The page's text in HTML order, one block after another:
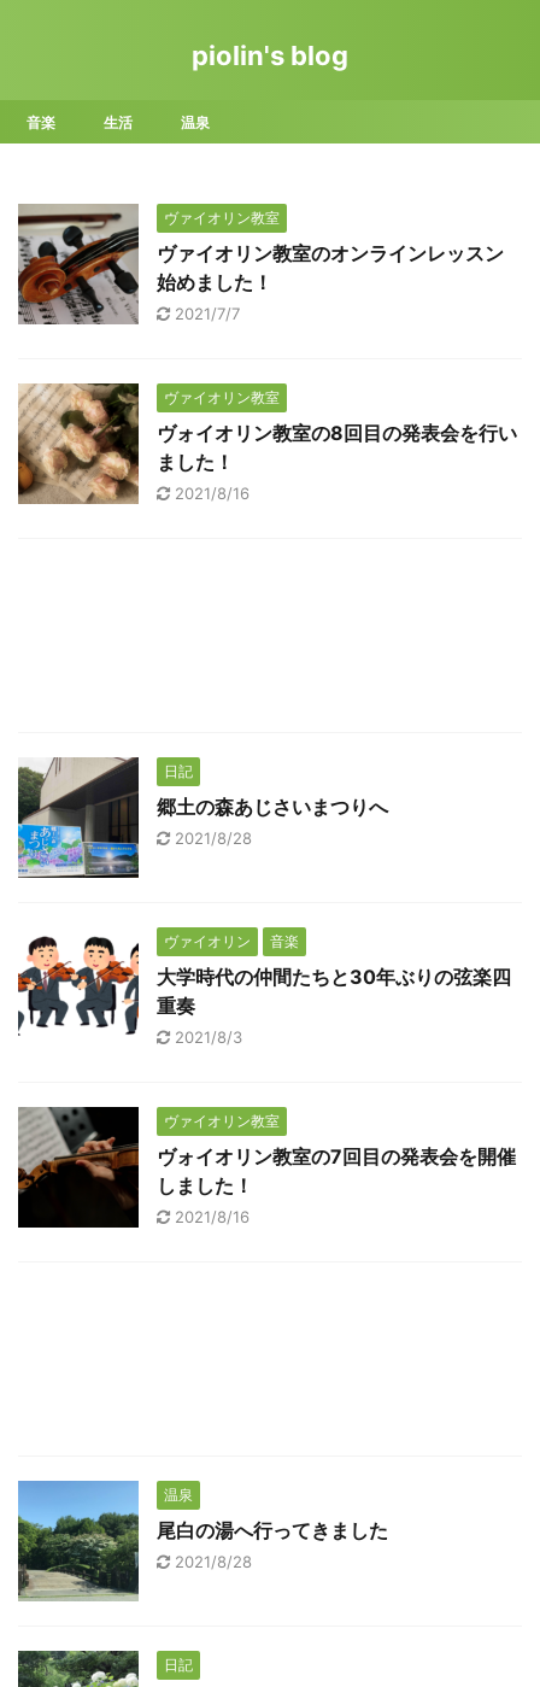
piolin's blog
音楽 生活 温泉
ヴァイオリン教室
ヴァイオリン教室のオンラインレッスン
始めました！
2021/7/7
ヴァイオリン教室
ヴォイオリン教室の8回目の発表会を行い
ました！
2021/8/16
日記
郷土の森あじさいまつりへ
2021/8/28
ヴァイオリン 音楽
大学時代の仲間たちと30年ぶりの弦楽四
重奏
2021/8/3
ヴァイオリン教室
ヴォイオリン教室の7回目の発表会を開催
しました！
2021/8/16
温泉
尾白の湯へ行ってきました
2021/8/28
日記